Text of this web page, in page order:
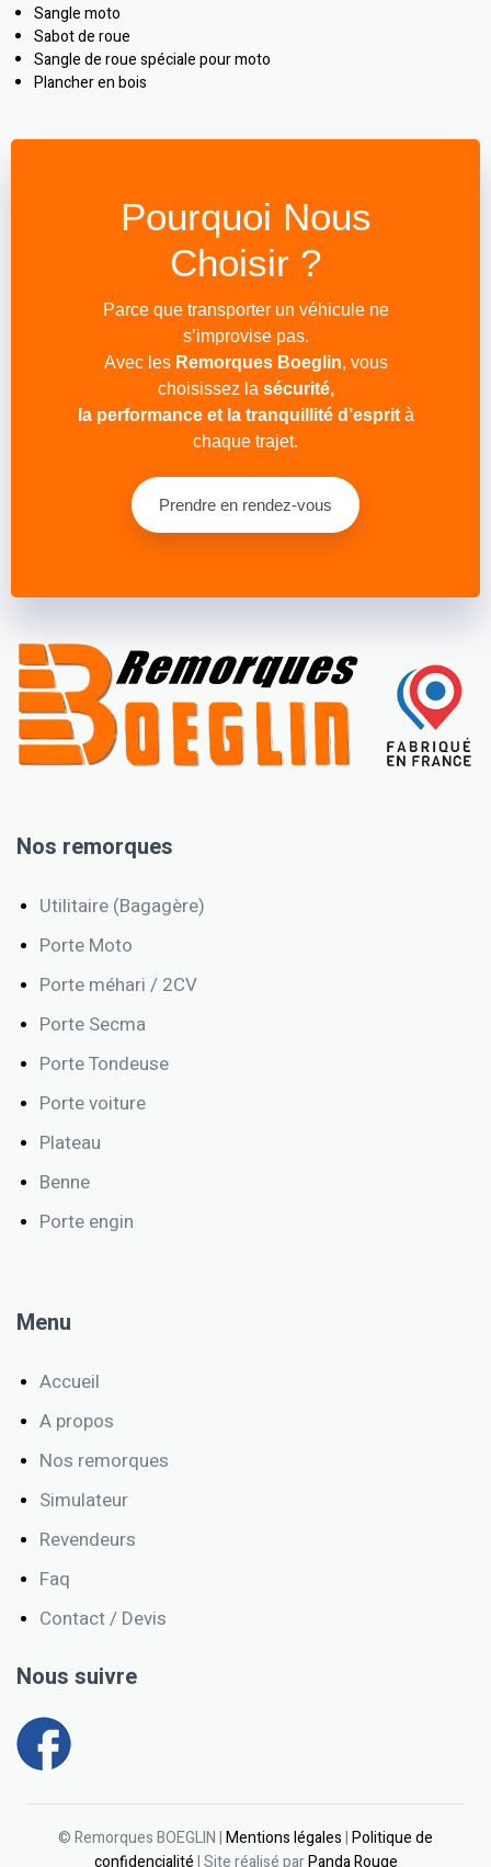
Sangle moto
Sabot de roue
Sangle de roue spéciale pour moto
Plancher en bois
Pourquoi Nous
Choisir ?
Parce que transporter un véhicule ne
s’improvise pas.
Avec les Remorques Boeglin, vous
choisissez la sécurité,
la performance et la tranquillité d’esprità
chaque trajet.
Prendre en rendez-vous
Nos remorques
Utilitaire (Bagagère)
Porte Moto
Porte méhari / 2CV
Porte Secma
Porte Tondeuse
Porte voiture
Plateau
Benne
Porte engin
Menu
Accueil
A propos
Nos remorques
Simulateur
Revendeurs
Faq
Contact / Devis
Nous suivre
© Remorques BOEGLIN |Mentions légales|Politique de
confidencialité| Site réalisé parPanda Rouge